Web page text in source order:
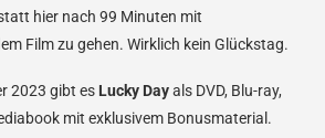
hier nach 99 Minuten mit
Film zu gehen. Wirklich kein Glückstag.
2023 gibt es Lucky Dayals DVD, Blu-ray,
mit exklusivem Bonusmaterial.